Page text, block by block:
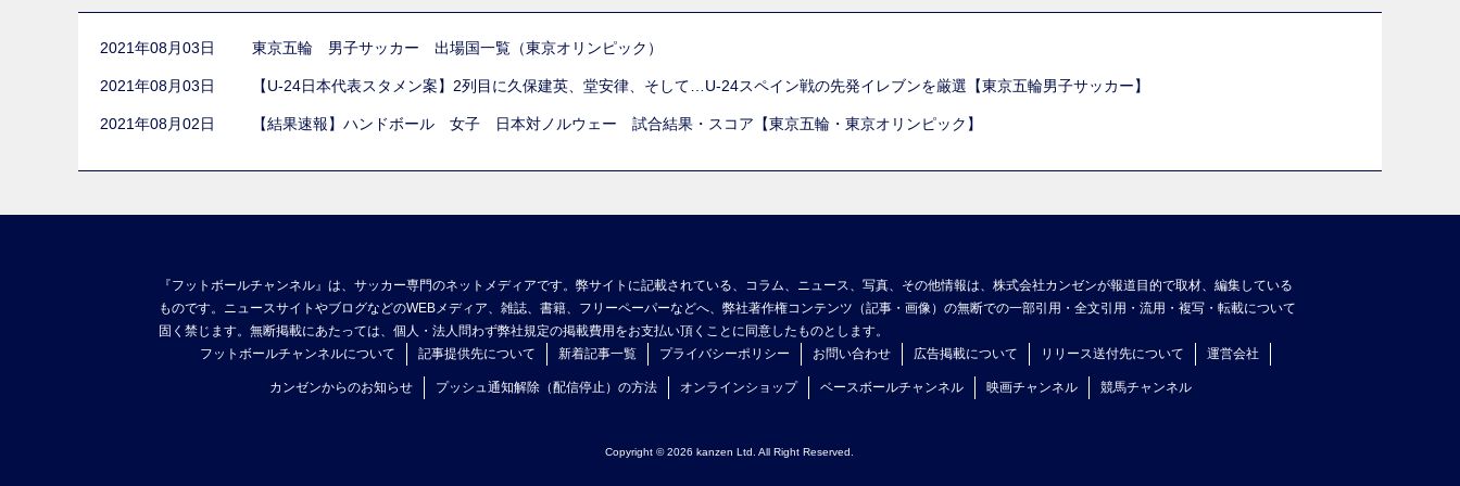
2021年08月03日 東京五輪 男子サッカー 出場国一覧（東京オリンピック）
2021年08月03日 【U-24日本代表スタメン案】2列目に久保建英、堂安律、そして…U-24スペイン戦の先発イレブンを厳選【東京五輪男子サッカー】
2021年08月02日 【結果速報】ハンドボール 女子 日本対ノルウェー 試合結果・スコア【東京五輪・東京オリンピック】
『フットボールチャンネル』は、サッカー専門のネットメディアです。弊サイトに記載されている、コラム、ニュース、写真、その他情報は、株式会社カンゼンが報道目的で取材、編集している
ものです。ニュースサイトやブログなどのWEBメディア、雑誌、書籍、フリーペーパーなどへ、弊社著作権コンテンツ（記事・画像）の無断での一部引用・全文引用・流用・複写・転載について
固く禁じます。無断掲載にあたっては、個人・法人問わず弊社規定の掲載費用をお支払い頂くことに同意したものとします。
フットボールチャンネルについて
記事提供先について 新着記事一覧 プライバシーポリシー お問い合わせ 広告掲載について リリース送付先について 運営会社
カンゼンからのお知らせ プッシュ通知解除（配信停止）の方法 オンラインショップ ベースボールチャンネル 映画チャンネル 競馬チャンネル
Copyright © 2026 kanzen Ltd. All Right Reserved.